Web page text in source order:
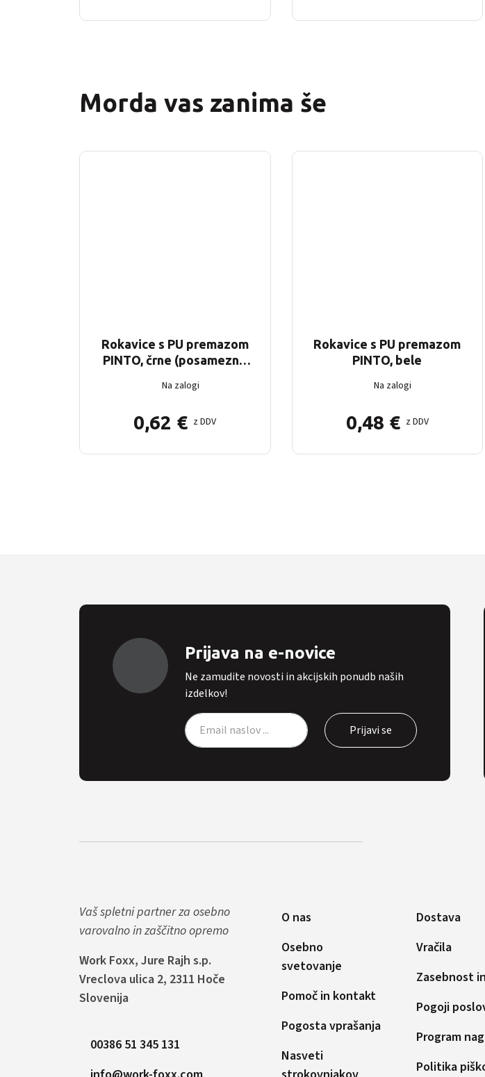
Morda vas zanima še
Rokavice s PU premazom
PINTO, črne (posamezno
Na zalogi
0,62 € z DDV
Rokavice s PU premazom
PINTO, bele
Na zalogi
0,48 € z DDV
Prijava na e-novice
Ne zamudite novosti in akcijskih ponudb naših
izdelkov!
Vaš spletni partner za osebno
varovalno in zaščitno opremo
Work Foxx, Jure Rajh s.p.
Vreclova ulica 2, 2311 Hoče
Slovenija
00386 51 345 131
O nas
Osebno
svetovanje
Pomoč in kontakt
Pogosta vprašanja
Nasveti
Dostava
Vračila
Zasebnost
Pogoji
Program
Politika